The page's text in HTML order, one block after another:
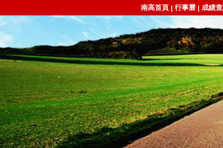
南高首頁 | 行事曆| 成績